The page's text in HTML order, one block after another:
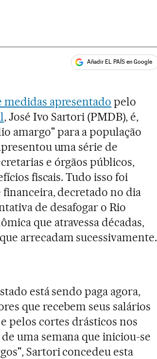
Añadir EL PAÍS en Google
medidas apresentado pelo
, José Ivo Sartori (PMDB), é,
amargo" para a população
uma série de
e órgãos públicos,
fiscais. Tudo isso foi
decretado no dia
de desafogar o Rio
que atravessa décadas,
arrecadam sucessivamente.
está sendo paga agora,
que recebem seus salários
pelos cortes drásticos nos
uma semana que iniciou-se
Sartori concedeu esta